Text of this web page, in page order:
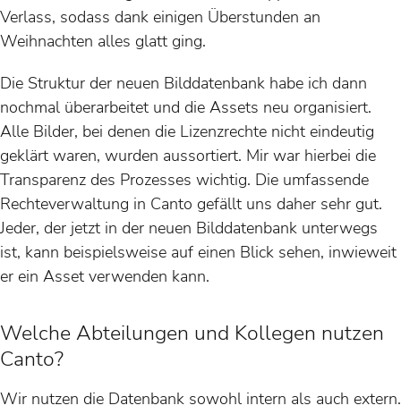
Verlass, sodass dank einigen Überstunden an
Weihnachten alles glatt ging.
Die Struktur der neuen Bilddatenbank habe ich dann
nochmal überarbeitet und die Assets neu organisiert.
Alle Bilder, bei denen die Lizenzrechte nicht eindeutig
geklärt waren, wurden aussortiert. Mir war hierbei die
Transparenz des Prozesses wichtig. Die umfassende
Rechteverwaltung in Canto gefällt uns daher sehr gut.
Jeder, der jetzt in der neuen Bilddatenbank unterwegs
ist, kann beispielsweise auf einen Blick sehen, inwieweit
er ein Asset verwenden kann.
Welche Abteilungen und Kollegen nutzen
Canto?
Wir nutzen die Datenbank sowohl intern als auch extern.